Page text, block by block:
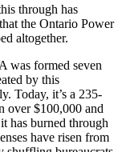
through has
the Ontario Power
altogether.
was formed seven
by this
Today, it’s a 235-
over $100,000 and
has burned through
have risen from